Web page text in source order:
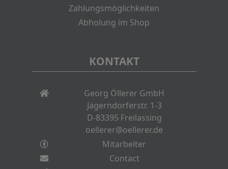
Zahlungsmöglichkeiten
Abholung im Shop
KONTAKT
Georg Öllerer GmbH
Jägerndorferstr. 1-3
D-83395 Freilassing
oellerer@oellerer.de
Mitarbeiter
Contact